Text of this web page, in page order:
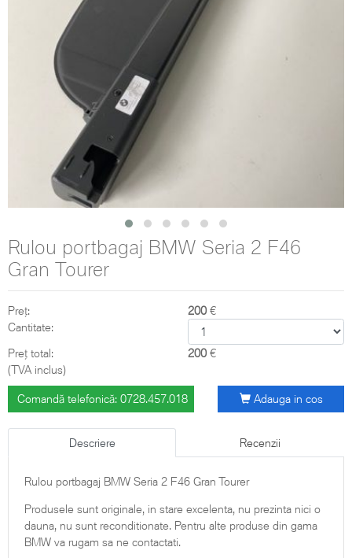
Rulou portbagaj BMW Seria 2 F46
Gran Tourer
Preț: 200€
Cantitate:
Preț total:
(TVA inclus)
200€
Comandă telefonică: 0728.457.018 Adauga in cos
Descriere Recenzii
Rulou portbagaj BMW Seria 2 F46 Gran Tourer
Produsele sunt originale, in stare excelenta, nu prezinta nici o
dauna, nu sunt reconditionate. Pentru alte produse din gama
BMW va rugam sa ne contactati.